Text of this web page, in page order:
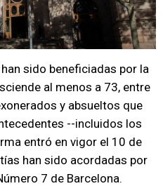
sido beneficiadas por la
al menos a 73, entre
y absueltos que
--incluidos los
entró en vigor el 10 de
han sido acordadas por
7 de Barcelona.